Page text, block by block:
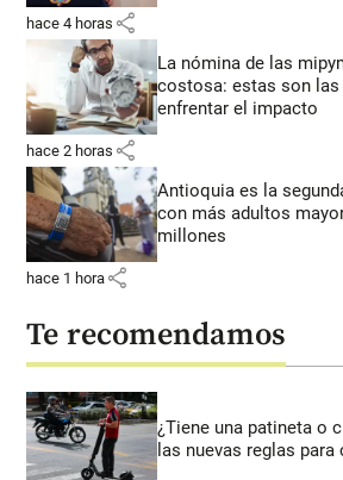
hace 4 horas share
La nómina de las
costosa: estas son
enfrentar el impacto
hace 2 horas share
Antioquia es la
con más adultos
millones
hace 1 hora share
Te recomendamos
¿Tiene una patineta o
las nuevas reglas